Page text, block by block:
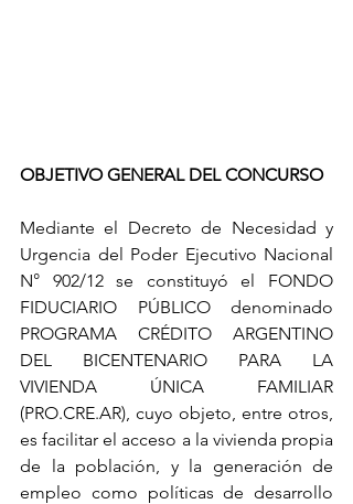
OBJETIVO GENERAL DEL CONCURSO
Mediante el Decreto de Necesidad y
Urgencia del Poder Ejecutivo Nacional
N° 902/12 se constituyó el FONDO
FIDUCIARIO PÚBLICO denominado
PROGRAMA CRÉDITO ARGENTINO
DEL BICENTENARIO PARA LA
VIVIENDA ÚNICA FAMILIAR
(PRO.CRE.AR), cuyo objeto, entre otros,
es facilitar el acceso a la vivienda propia
de la población, y la generación de
empleo como políticas de desarrollo